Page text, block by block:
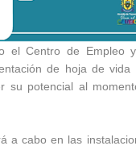
el Centro de Empleo y
de hoja de
su potencial al
a cabo en las